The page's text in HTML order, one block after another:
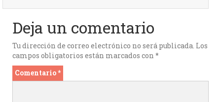
Deja un comentario
Tu dirección de correo electrónico no será publicada. Los
campos obligatorios están marcados con *
Comentario*